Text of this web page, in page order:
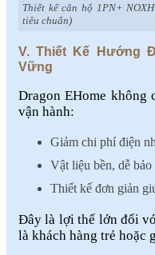
Thiết kế căn hộ 1PN+
tiêu chuẩn)
V. Thiết Kế Hướng
Vững
Dragon EHome
vận hành:
Giảm chi phí điện
Vật liệu bền, dễ bảo
Thiết kế đơn giản
Đây là lợi thế lớn đối
là khách hàng trẻ hoặc